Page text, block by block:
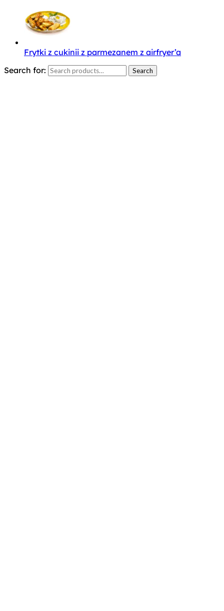
Frytki z cukinii z parmezanem z airfryer’a
Search for:
Search